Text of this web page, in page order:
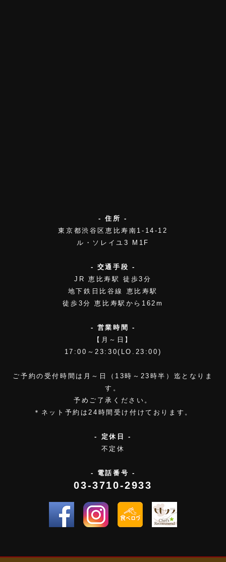
- 住所 -
東京都渋谷区恵比寿南1-14-12
ル・ソレイユ3 M1F
- 交通手段 -
JR 恵比寿駅 徒歩3分
地下鉄日比谷線 恵比寿駅
徒歩3分 恵比寿駅から162m
- 営業時間 -
【月～日】
17:00～23:30(LO.23:00)
ご予約の受付時間は月～日（13時～23時半）迄となりま
す。
予めご了承ください。
＊ネット予約は24時間受け付けております。
- 定休日 -
不定休
- 電話番号 -
03-3710-2933